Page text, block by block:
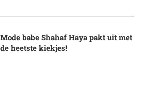
Mode babe Shahaf Haya pakt uit met
de heetste kiekjes!